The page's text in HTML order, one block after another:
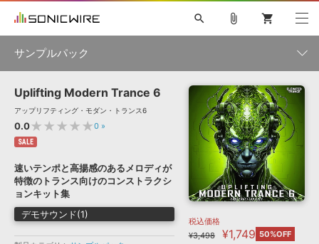
ソフト音源 »
プラグイン・エフェクト »
サンプルパック »
ソフトウェア／ツール »
特集 »
製品サポート情報 »
search
初音ミク NT 鏡音リン・レン V4X 巡音ルカ V4X
MEIKO V3
KAITO V3
VOCALOID
SPITFIRE AUDIO
VIENNA
EZ DRUMMER 3
ライセンスフリーBGM
ボーカル抜き出し
DUBSTEP
ELECTRONICA
EDM TRANCE MUTANT
ROUTER.FM
SONOCA
ソフト音源 プラグイン・エフェクト
attach_file shopping_cart
サンプルパック
製品一覧
メーカー
Uplifting Modern Trance 6
アップリフティング・モダン・トランス6
0.0★★★★★0 »
SALE
速いテンポと高揚感のあるメロディが
特徴のトランス向けのコンストラクシ
ョンキット集
デモサウンド(1)
税込価格
¥3,498
¥1,749 50%OFF